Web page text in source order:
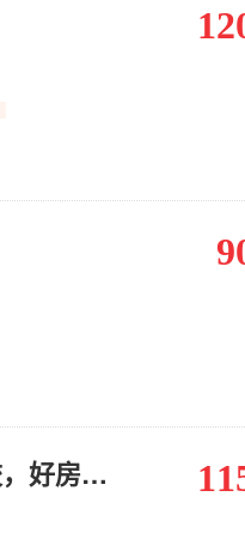
龙香苑1室1厅1卫， 繁华商圈，近学校，好房出租。